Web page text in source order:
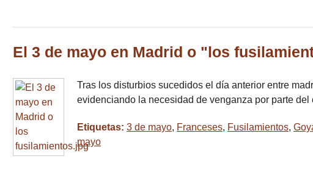
El 3 de mayo en Madrid o "los
Tras los disturbios sucedidos el día anterior entre
evidenciando la necesidad de venganza por parte
Etiquetas: 3 de mayo, Franceses, Fusilamientos,
mayo